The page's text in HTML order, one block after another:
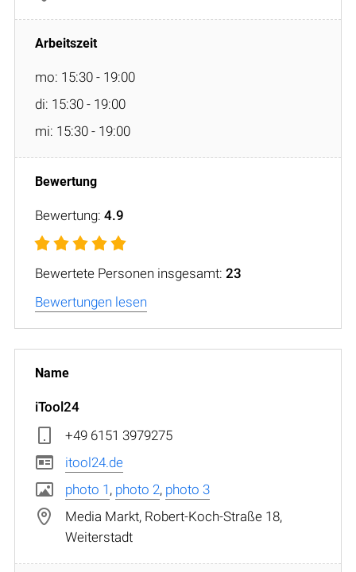
mo: 15:30 - 19:00
di: 15:30 - 19:00
mi: 15:30 - 19:00
Bewertung: 4.9
Bewertete Personen insgesamt: 23
Bewertungen lesen
iTool24
+49 6151 3979275
itool24.de
photo 1 , photo 2, photo 3
Media Markt, Robert-Koch-Straße 18,
Weiterstadt